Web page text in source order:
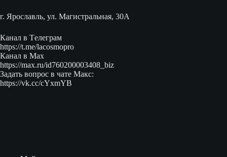
г. Ярославль, ул. Магистральная, 30А
Канал в Tелеграм
https://t.me/lacosmopro
Канал в Max
https://max.ru/id760200003408_biz
Задать вопрос в чате Макс:
https://vk.cc/cYxmYB